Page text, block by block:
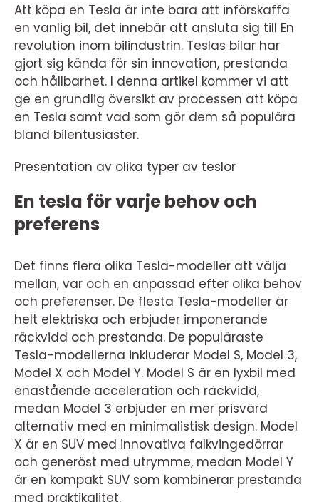
Att köpa en Tesla är inte bara att införskaffa
en vanlig bil, det innebär att ansluta sig till En
revolution inom bilindustrin. Teslas bilar har
gjort sig kända för sin innovation, prestanda
och hållbarhet. I denna artikel kommer vi att
ge en grundlig översikt av processen att köpa
en Tesla samt vad som gör dem så populära
bland bilentusiaster.
Presentation av olika typer av teslor
En tesla för varje behov och
preferens
Det finns flera olika Tesla-modeller att välja
mellan, var och en anpassad efter olika behov
och preferenser. De flesta Tesla-modeller är
helt elektriska och erbjuder imponerande
räckvidd och prestanda. De populäraste
Tesla-modellerna inkluderar Model S, Model 3,
Model X och Model Y. Model S är en lyxbil med
enastående acceleration och räckvidd,
medan Model 3 erbjuder en mer prisvärd
alternativ med en minimalistisk design. Model
X är en SUV med innovativa falkvingedörrar
och generöst med utrymme, medan Model Y
är en kompakt SUV som kombinerar prestanda
med praktikalitet.